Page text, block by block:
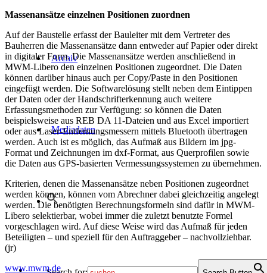
Archiv
Mediadaten
Massenansätze einzelnen Positionen zuordnen
Auf der Baustelle erfasst der Bauleiter mit dem Vertreter des
Bauherren die Massenansätze dann entweder auf Papier oder direkt
in digitaler Form. Die Massenansätze werden anschließend in
MWM-Libero den einzelnen Positionen zugeordnet. Die Daten
können darüber hinaus auch per Copy/Paste in den Positionen
eingefügt werden. Die Softwarelösung stellt neben dem Eintippen
der Daten oder der Handschrifterkennung auch weitere
Erfassungsmethoden zur Verfügung: so können die Daten
beispielsweise aus REB DA 11-Dateien und aus Excel importiert
oder aus Laser-Entfernungsmessern mittels Bluetooth übertragen
werden. Auch ist es möglich, das Aufmaß aus Bildern im jpg-
Format und Zeichnungen im dxf-Format, aus Querprofilen sowie
die Daten aus GPS-basierten Vermessungssystemen zu übernehmen.
Kriterien, denen die Massenansätze neben Positionen zugeordnet
werden können, können vom Abrechner dabei gleichzeitig angelegt
werden. Die benötigten Berechnungsformeln sind dafür in MWM-
Libero selektierbar, wobei immer die zuletzt benutzte Formel
vorgeschlagen wird. Auf diese Weise wird das Aufmaß für jeden
Beteiligten – und speziell für den Auftraggeber – nachvollziehbar.
(jr)
www.mwm.de